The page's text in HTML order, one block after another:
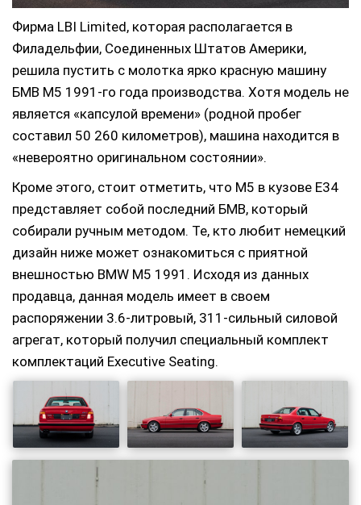
Фирма LBI Limited, которая располагается в
Филадельфии, Соединенных Штатов Америки,
решила пустить с молотка ярко красную машину
БМВ М5 1991-го года производства. Хотя модель не
является «капсулой времени» (родной пробег
составил 50 260 километров), машина находится в
«невероятно оригинальном состоянии».
Кроме этого, стоит отметить, что М5 в кузове Е34
представляет собой последний БМВ, который
собирали ручным методом. Те, кто любит немецкий
дизайн ниже может ознакомиться с приятной
внешностью BMW M5 1991. Исходя из данных
продавца, данная модель имеет в своем
распоряжении 3.6-литровый, 311-сильный силовой
агрегат, который получил специальный комплект
комплектаций Executive Seating.